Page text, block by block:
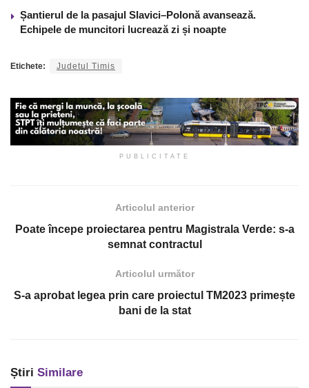
Șantierul de la pasajul Slavici–Polonă avansează.
Echipele de muncitori lucrează zi și noapte
Etichete: Judetul Timis
PUBLICITATE
Articolul anterior
Poate începe proiectarea pentru Magistrala Verde: s-a
semnat contractul
Articolul următor
S-a aprobat legea prin care proiectul TM2023 primește
bani de la stat
Știri Similare